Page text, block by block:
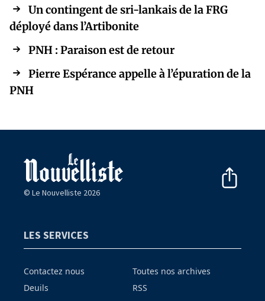
Un contingent de sri-lankais de la FRG
déployé dans l’Artibonite
PNH : Paraison est de retour
Pierre Espérance appelle à l’épuration de la
PNH
© Le Nouvelliste 2026
LES SERVICES
Contactez nous
Deuils
Toutes nos archives
RSS